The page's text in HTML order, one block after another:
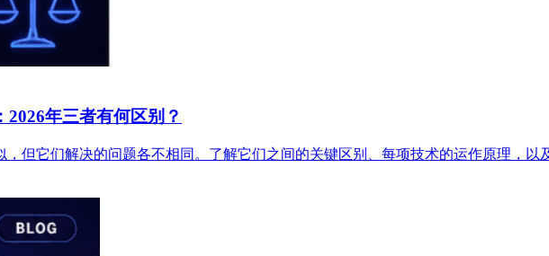
年三者有何区别？
但它们解决的问题各不相同。了解它们之间的关键区别、每项技术的运作原理，以